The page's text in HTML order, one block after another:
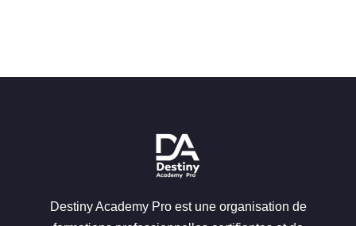
Destiny Academy Pro est une organisation de